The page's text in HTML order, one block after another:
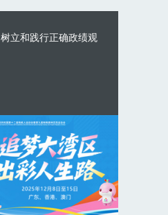
树立和践行正确政绩观